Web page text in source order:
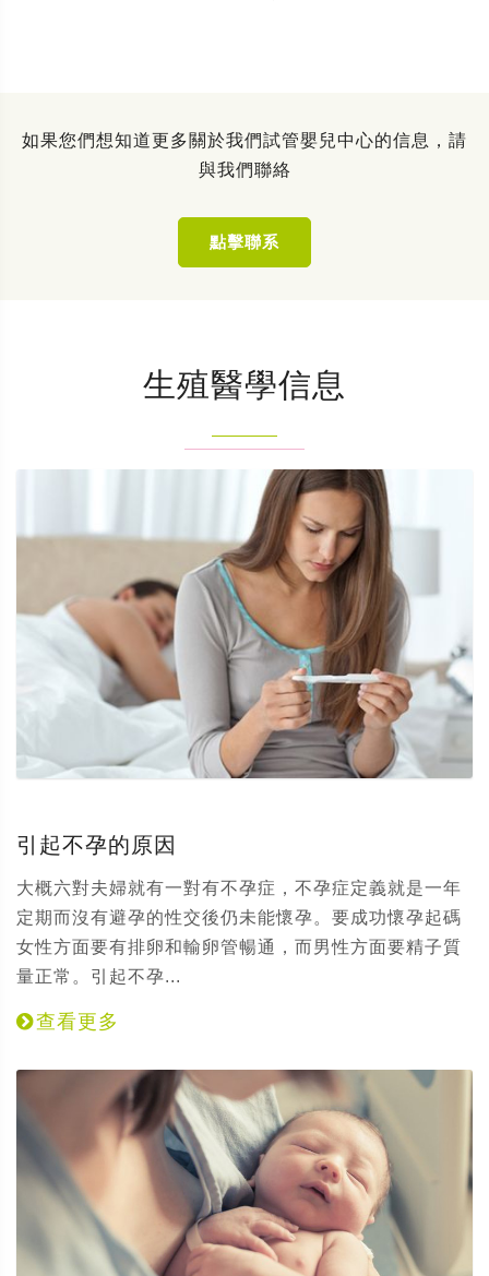
如果您們想知道更多關於我們試管嬰兒中心的信息，請
與我們聯絡
點擊聯系
生殖醫學信息
引起不孕的原因
大概六對夫婦就有一對有不孕症，不孕症定義就是一年
定期而沒有避孕的性交後仍未能懷孕。要成功懷孕起碼
女性方面要有排卵和輸卵管暢通，而男性方面要精子質
量正常。引起不孕...
查看更多